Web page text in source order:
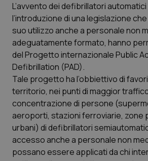
Emilia-Romagna
Friuli Venezia Giulia
Lazio
Liguria
Lombardia
Marche
Colesterolo &
Dermatite Atopica
Diabete & glucometri
Disturbi dell’umore
Dolore
Donna & Salute
L’avvento dei defibrillatori
l’introduzione di una legislazione
suo utilizzo anche a personale non
adeguatamente formato, hanno
del Progetto internazionale Public
Defibrillation (PAD).
Tale progetto ha l’obbiettivo di
territorio, nei punti di maggior
concentrazione di persone
aeroporti, stazioni ferroviarie, zone
urbani) di defibrillatori
accesso anche a personale non
possano essere applicati da chi